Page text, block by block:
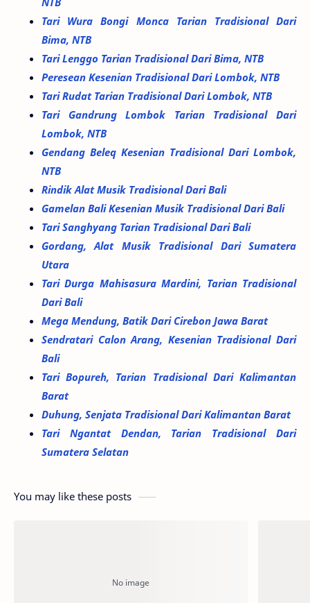
Tari Wura Bongi Monca Tarian Tradisional Dari
Bima, NTB
Tari Lenggo Tarian Tradisional Dari Bima, NTB
Peresean Kesenian Tradisional Dari Lombok, NTB
Tari Rudat Tarian Tradisional Dari Lombok, NTB
Tari Gandrung Lombok Tarian Tradisional Dari
Lombok, NTB
Gendang Beleq Kesenian Tradisional Dari Lombok,
NTB
Rindik Alat Musik Tradisional Dari Bali
Gamelan Bali Kesenian Musik Tradisional Dari Bali
Tari Sanghyang Tarian Tradisional Dari Bali
Gordang, Alat Musik Tradisional Dari Sumatera
Utara
Tari Durga Mahisasura Mardini, Tarian Tradisional
Dari Bali
Mega Mendung, Batik Dari Cirebon Jawa Barat
Sendratari Calon Arang, Kesenian Tradisional Dari
Bali
Tari Bopureh, Tarian Tradisional Dari Kalimantan
Barat
Duhung, Senjata Tradisional Dari Kalimantan Barat
Tari Ngantat Dendan, Tarian Tradisional Dari
Sumatera Selatan
You may like these posts